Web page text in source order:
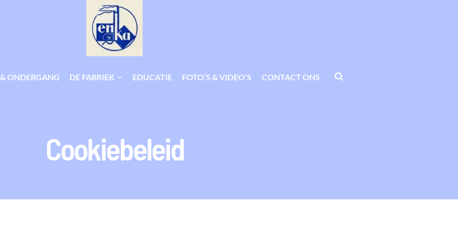
ONDERGANG DE FABRIEK EDUCATIE FOTO’S & VIDEO’S CONTACT ONS
Cookiebeleid